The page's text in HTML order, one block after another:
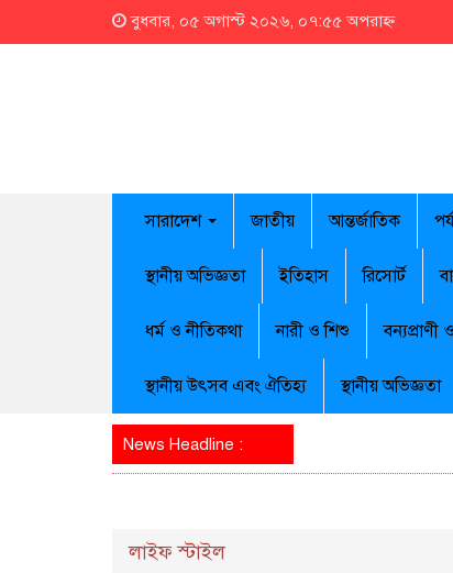
বুধবার, ০৫ অগাস্ট ২০২৬, ০৭:৫৫ অপরাহ্ন
সারাদেশ জাতীয় আন্তর্জাতিক
স্থানীয় অভিজ্ঞতা ইতিহাস রিসোর্ট
ধর্ম ও নীতিকথা নারী ও শিশু বন্যপ্রাণী
স্থানীয় উৎসব এবং ঐতিহ্য স্থানীয় অভিজ্ঞতা
News Headline :
লাইফ স্টাইল